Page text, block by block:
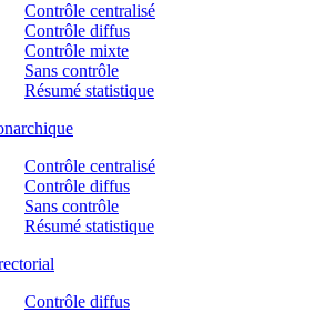
Contrôle centralisé
Contrôle diffus
Contrôle mixte
Sans contrôle
Résumé statistique
Contrôle centralisé
Contrôle diffus
Sans contrôle
Résumé statistique
Contrôle diffus